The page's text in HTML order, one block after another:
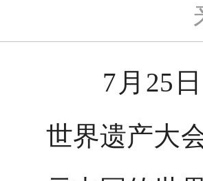
7月25日
世界遗产大